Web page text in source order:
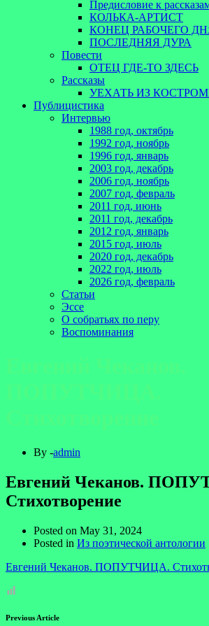
Предисловие к
КОЛЬКА-АРТИСТ
КОНЕЦ РАБОЧЕГО
ПОСЛЕДНЯЯ ДУРА
Повести
ОТЕЦ ГДЕ-ТО ЗДЕСЬ
Рассказы
УЕХАТЬ ИЗ
Публицистика
Интервью
1988 год, октябрь
1992 год, ноябрь
1996 год, январь
2003 год, декабрь
2006 год, ноябрь
2007 год, февраль
2011 год, июнь
2011 год, декабрь
2012 год, январь
2015 год, июль
2020 год, декабрь
2022 год, июль
2026 год, февраль
Статьи
Эссе
О собратьях по перу
Воспоминания
By -admin
Евгений Чеканов.
Стихотворение
Posted on May 31, 2024
Posted in Из поэтической антологии
Евгений Чеканов. ПОПУТЧИЦА.
Previous Article